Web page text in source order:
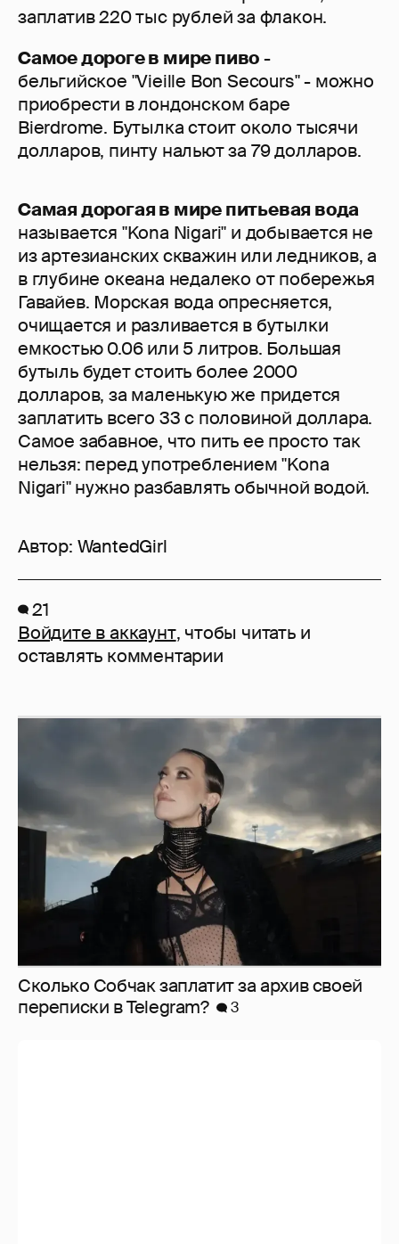
заплатив 220 тыс рублей за флакон.
Самое дороге в мире пиво-
бельгийское "Vieille Bon Secours" - можно
приобрести в лондонском баре
Bierdrome. Бутылка стоит около тысячи
долларов, пинту нальют за 79 долларов.
Самая дорогая в мире питьевая вода
называется "Kona Nigari" и добывается не
из артезианских скважин или ледников, а
в глубине океана недалеко от побережья
Гавайев. Морская вода опресняется,
очищается и разливается в бутылки
емкостью 0.06 или 5 литров. Большая
бутыль будет стоить более 2000
долларов, за маленькую же придется
заплатить всего 33 с половиной доллара.
Самое забавное, что пить ее просто так
нельзя: перед употреблением "Kona
Nigari" нужно разбавлять обычной водой.
Автор: WantedGirl
21
Войдите в аккаунт, чтобы читать и
оставлять комментарии
Сколько Собчак заплатит за архив своей
перeписки в Telegram?
3